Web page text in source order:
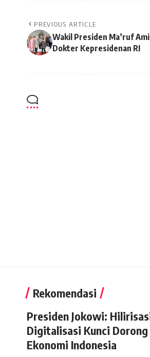
PREVIOUS ARTICLE
Wakil Presiden Ma’ruf
Dokter Kepresidenan RI
Rekomendasi
Presiden Jokowi:
Digitalisasi Kunci
Ekonomi Indonesia